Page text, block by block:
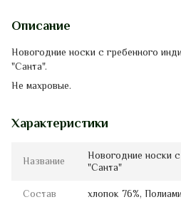
Описание
Новогодние носки с гребенного
"Санта".
Не махровые.
Характеристики
Название
Новогодние носки
"Санта"
Состав хлопок 76%,